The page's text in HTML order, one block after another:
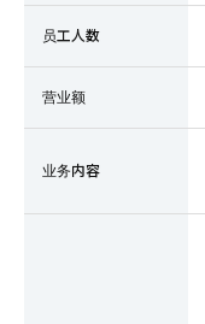
员工人数
营业额
业务内容